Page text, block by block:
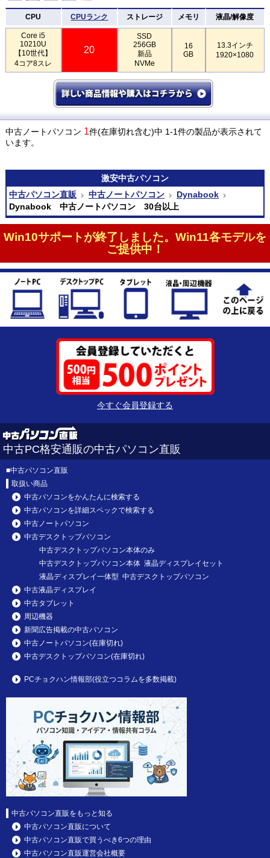
CPU CPUランク ストレージ メモリ 液晶/解像度
Core i5
10210U
【10世代】
4コア8スレ
20
SSD
256GB
新品
NVMe
16
GB
13.3インチ
1920×1080
中古ノートパソコン 1件(在庫切れ含む)中 1-1件の製品が表示されて
います。
激安中古パソコン
中古パソコン直販
中古ノートパソコン
Dynabook
Dynabook 中古ノートパソコン 30台以上
Win10サポートが終了しました。Win11各モデルを
ご提供中！
今すぐ会員登録する
中古PC格安通販の中古パソコン直販
■中古パソコン直販
取扱い商品
中古パソコンをかんたんに検索する
中古パソコンを詳細スペックで検索する
中古ノートパソコン
中古デスクトップパソコン
中古デスクトップパソコン本体のみ
中古デスクトップパソコン本体 液晶ディスプレイセット
液晶ディスプレイ一体型 中古デスクトップパソコン
中古液晶ディスプレイ
中古タブレット
周辺機器
新聞広告掲載の中古パソコン
中古ノートパソコン(在庫切れ)
中古デスクトップパソコン(在庫切れ)
PCチョクハン情報部(役立つコラムを多数掲載)
中古パソコン直販をもっと知る
中古パソコン直販について
中古パソコン直販で買うべき6つの理由
中古パソコン直販運営会社概要